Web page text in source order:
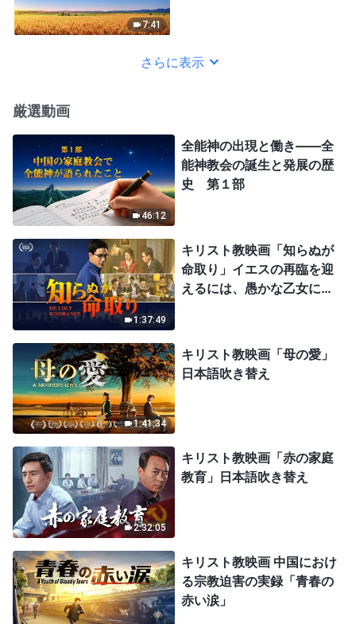
7:41
さらに表示
厳選動画
46:12
全能神の出現と働き——全
能神教会の誕生と発展の歴
史 第１部
1:37:49
キリスト教映画「知らぬが
命取り」イエスの再臨を迎
えるには、愚かな乙女にな
1:41:34
キリスト教映画「母の愛」
日本語吹き替え
2:32:05
キリスト教映画「赤の家庭
教育」日本語吹き替え
キリスト教映画 中国におけ
る宗教迫害の実録「青春の
赤い涙」